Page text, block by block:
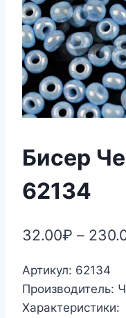
Бисер
62134
32.00₽ –
Артикул: 62134
Производитель:
Характеристики: